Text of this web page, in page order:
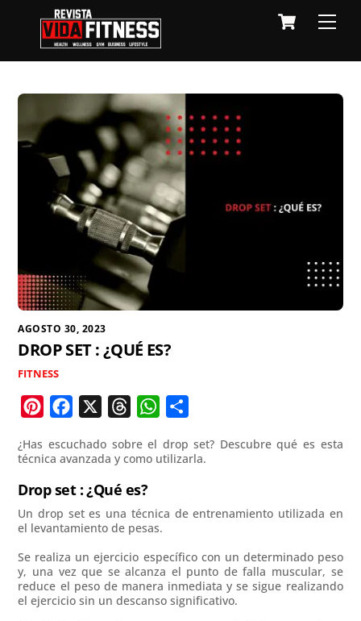
content
Cart
AGOSTO 30, 2023
DROP SET : ¿QUÉ ES?
FITNESS
n
e
r
s
t
c
b
o
k
r
a
d
W
a
A
p
m
r
i
r
¿Has escuchado sobre el drop set? Descubre qué es esta
técnica avanzada y como utilizarla.
Drop set : ¿Qué es?
Un drop set es una técnica de entrenamiento utilizada en
el levantamiento de pesas.
Se realiza un ejercicio específico con un determinado peso
y, una vez que se alcanza el punto de falla muscular, se
reduce el peso de manera inmediata y se sigue realizando
el ejercicio sin un descanso significativo.